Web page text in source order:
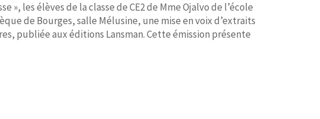
», les élèves de la classe de CE2 de Mme Ojalvo de l’école
de Bourges, salle Mélusine, une mise en voix d’extraits
publiée aux éditions Lansman. Cette émission présente